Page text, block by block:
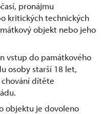
pronájmu
kritických technických
objekt nebo jeho
vstup do památkového
osoby starší 18 let,
dítěte
objektu je dovoleno